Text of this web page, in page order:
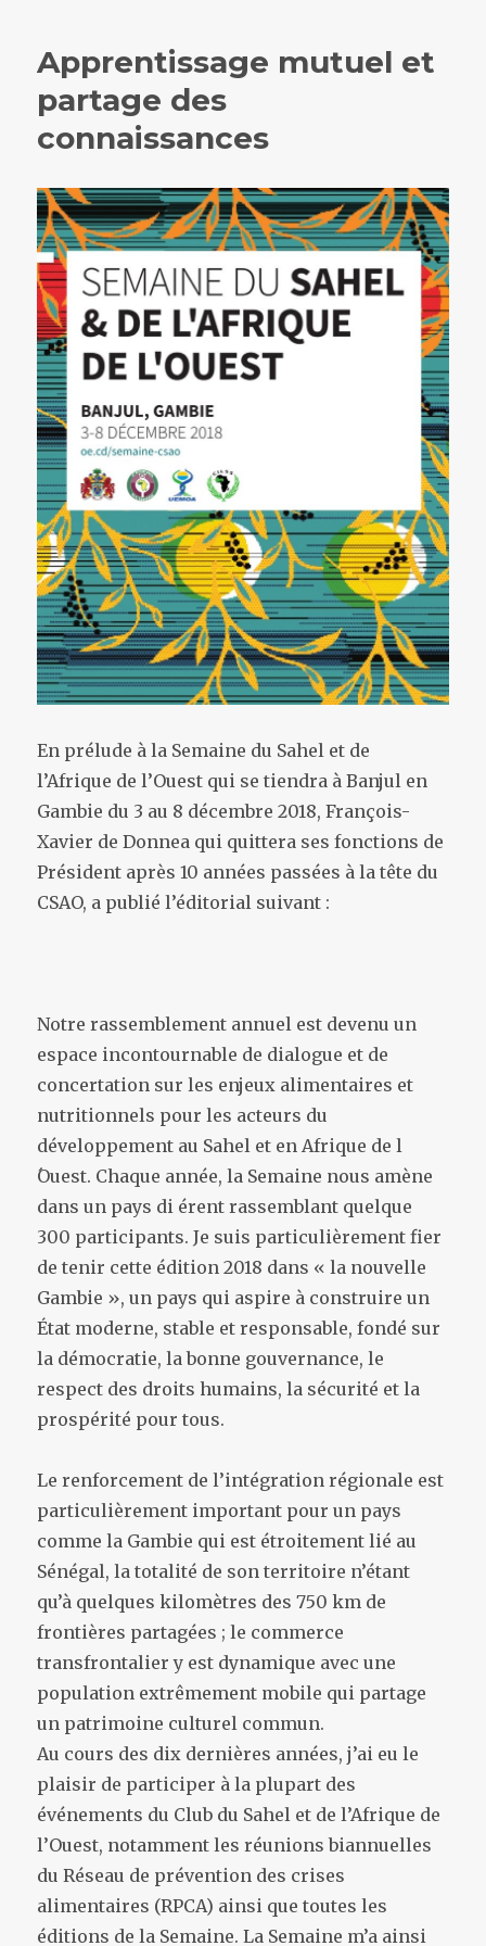
Apprentissage mutuel et
partage des
connaissances
En prélude à la Semaine du Sahel et de
l’Afrique de l’Ouest qui se tiendra à Banjul en
Gambie du 3 au 8 décembre 2018, François-
Xavier de Donnea qui quittera ses fonctions de
Président après 10 années passées à la tête du
CSAO, a publié l’éditorial suivant :
Notre rassemblement annuel est devenu un
espace incontournable de dialogue et de
concertation sur les enjeux alimentaires et
nutritionnels pour les acteurs du
développement au Sahel et en Afrique de l
́Ouest. Chaque année, la Semaine nous amène
dans un pays di érent rassemblant quelque
300 participants. Je suis particulièrement fier
de tenir cette édition 2018 dans « la nouvelle
Gambie », un pays qui aspire à construire un
État moderne, stable et responsable, fondé sur
la démocratie, la bonne gouvernance, le
respect des droits humains, la sécurité et la
prospérité pour tous.
Le renforcement de l’intégration régionale est
particulièrement important pour un pays
comme la Gambie qui est étroitement lié au
Sénégal, la totalité de son territoire n’étant
qu’à quelques kilomètres des 750 km de
frontières partagées ; le commerce
transfrontalier y est dynamique avec une
population extrêmement mobile qui partage
un patrimoine culturel commun.
Au cours des dix dernières années, j’ai eu le
plaisir de participer à la plupart des
événements du Club du Sahel et de l’Afrique de
l’Ouest, notamment les réunions biannuelles
du Réseau de prévention des crises
alimentaires (RPCA) ainsi que toutes les
éditions de la Semaine. La Semaine m’a ainsi